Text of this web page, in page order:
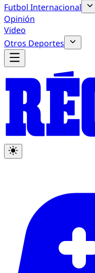
Futbol Internacional
Opinión
Video
Otros Deportes